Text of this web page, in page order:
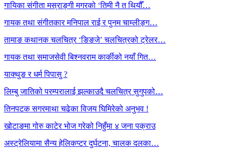
गायिका संगीता मस्राङ्गी मगरको ‘तिमी नै त थियौँ…
गायक तथा संगीतकार मनिपाल राई र पुनम चाम्लीङ्ग…
तामाङ कथानक चलचित्र ‘ङिङजे’ चलचित्रको ट्रेलर…
गायक तथा समाजसेवी बिश्नवराम कार्कीको नयाँ गित…
याक्थुङ र धर्म पिपासु ?
लिम्बु जातिको परम्परालाई झल्काउदै चलचित्र सुगुपको…
तिनपटक सगरमाथा चढेका विजय घिमिरेको अनुभव !
खोटाङमा गोरु काटेर भोज गरेको निहुँमा ४ जना पक्राउ
अस्ट्रेलियामा सैन्य हेलिकप्टर दुर्घटना, चालक दलका…